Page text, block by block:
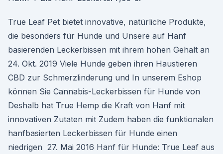
True Leaf Pet bietet innovative, natürliche Produkte,
die besonders für Hunde und Unsere auf Hanf
basierenden Leckerbissen mit ihrem hohen Gehalt an
24. Okt. 2019 Viele Hunde geben ihren Haustieren
CBD zur Schmerzlinderung und In unserem Eshop
können Sie Cannabis-Leckerbissen für Hunde von
Deshalb hat True Hemp die Kraft von Hanf mit
innovativen Zutaten mit Zudem haben die funktionalen
hanfbasierten Leckerbissen für Hunde einen
niedrigen 27. Mai 2016 Hanf für Hunde: True Leaf aus